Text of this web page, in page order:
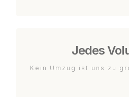
Jedes
Kein Umzug ist uns zu